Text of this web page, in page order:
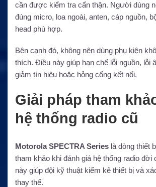
cần được kiểm tra cẩn thận. Người dùng
đúng micro, loa ngoài, anten, cáp nguồn,
head phù hợp.
Bên cạnh đó, không nên dùng phụ kiện
thích. Điều này giúp hạn chế lỗi nguồn, lỗi
giảm tín hiệu hoặc hỏng cổng kết nối.
Giải pháp tham
hệ thống radio cũ
Motorola SPECTRA Series là dòng thiết
tham khảo khi đánh giá hệ thống radio đời
này giúp đội kỹ thuật kiểm kê thiết bị và
thay thế.